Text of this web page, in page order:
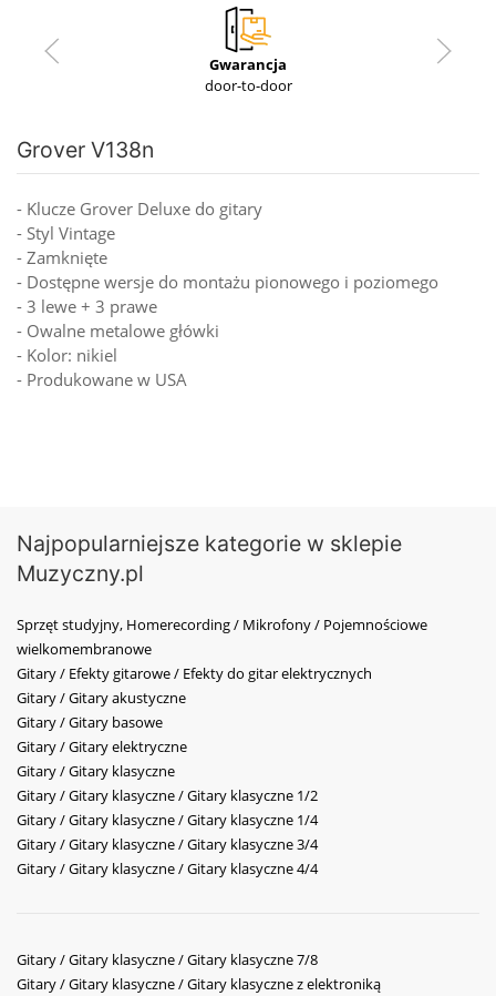
Gwarancja
door-to-door
Grover V138n
- Klucze Grover Deluxe do gitary
- Styl Vintage
- Zamknięte
- Dostępne wersje do montażu pionowego i poziomego
- 3 lewe + 3 prawe
- Owalne metalowe główki
- Kolor: nikiel
- Produkowane w USA
Najpopularniejsze kategorie w sklepie
Muzyczny.pl
Sprzęt studyjny, Homerecording / Mikrofony / Pojemnościowe
wielkomembranowe
Gitary / Efekty gitarowe / Efekty do gitar elektrycznych
Gitary / Gitary akustyczne
Gitary / Gitary basowe
Gitary / Gitary elektryczne
Gitary / Gitary klasyczne
Gitary / Gitary klasyczne / Gitary klasyczne 1/2
Gitary / Gitary klasyczne / Gitary klasyczne 1/4
Gitary / Gitary klasyczne / Gitary klasyczne 3/4
Gitary / Gitary klasyczne / Gitary klasyczne 4/4
Gitary / Gitary klasyczne / Gitary klasyczne 7/8
Gitary / Gitary klasyczne / Gitary klasyczne z elektroniką